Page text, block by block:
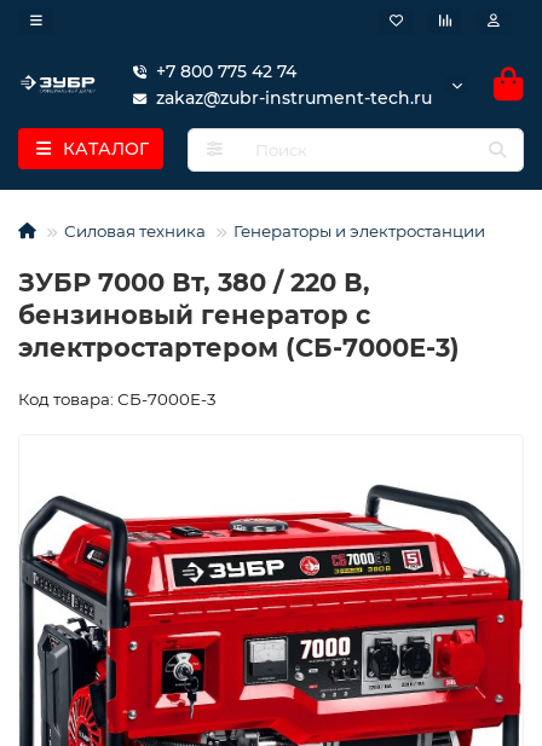
+7 800 775 42 74
zakaz@zubr-instrument-tech.ru
КАТАЛОГ
Силовая техника Генераторы и электростанции
ЗУБР 7000 Вт, 380 / 220 В,
бензиновый генератор с
электростартером (СБ-7000Е-3)
Код товара: СБ-7000Е-3